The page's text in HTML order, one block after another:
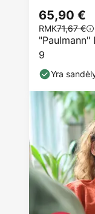
"Paulmann"
9
65,90 €
RMK71,67 €
Yra